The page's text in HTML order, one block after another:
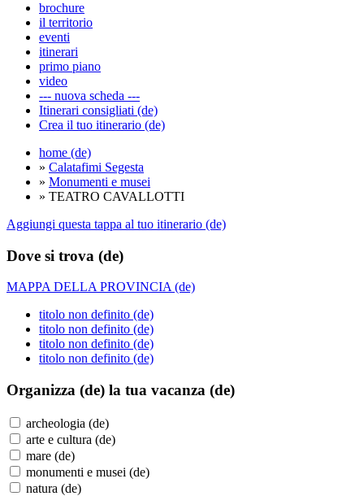
brochure
il territorio
eventi
itinerari
primo piano
video
--- nuova scheda ---
Itinerari consigliati (de)
Crea il tuo itinerario (de)
home (de)
» Calatafimi Segesta
» Monumenti e musei
» TEATRO CAVALLOTTI
Aggiungi questa tappa al tuo itinerario (de)
Dove si trova (de)
MAPPA DELLA PROVINCIA (de)
titolo non definito (de)
titolo non definito (de)
titolo non definito (de)
titolo non definito (de)
Organizza (de) la tua vacanza (de)
archeologia (de)
arte e cultura (de)
mare (de)
monumenti e musei (de)
natura (de)